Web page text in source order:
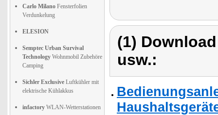
Carlo Milano Fensterfolien
Verdunkelung
ELESION
Semptec Urban Survival
Technology Wohnmobil Zubehöre
Camping
Sichler Exclusive Luftkühler mit
elektrische Kühlakkus
infactory WLAN-Wetterstationen
(1)
usw.: